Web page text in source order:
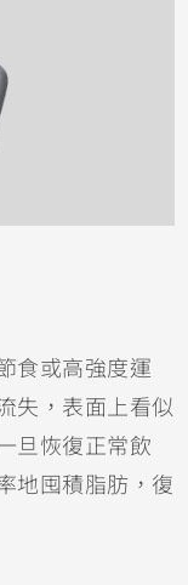
食或高強度運
失，表面上看似
旦恢復正常飲
地囤積脂肪，復